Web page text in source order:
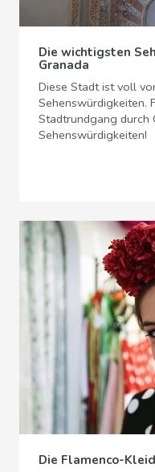
Die wichtigsten
Granada
Diese Stadt ist voll
Sehenswürdigkeiten.
Stadtrundgang durch
Sehenswürdigkeiten!
Die Flamenco-